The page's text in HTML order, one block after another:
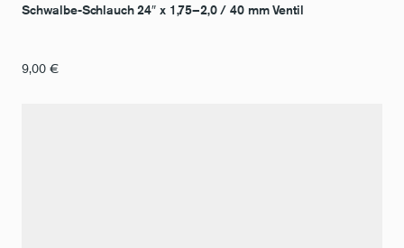
Schwalbe-Schlauch 24″ x 1,75–2,0 / 40 mm Ventil
9,00 €